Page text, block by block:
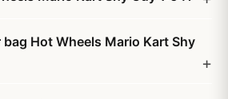
Hot Wheels Mario Kart Shy